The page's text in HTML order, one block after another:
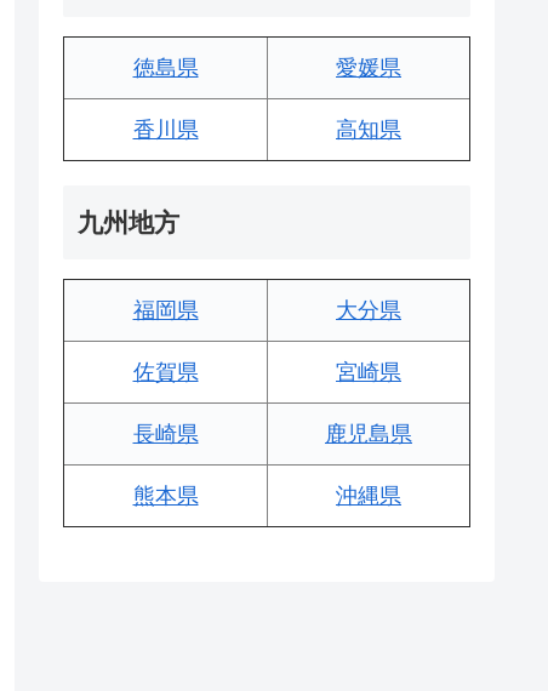
徳島県 愛媛県
香川県 高知県
九州地方
福岡県 大分県
佐賀県 宮崎県
長崎県 鹿児島県
熊本県 沖縄県